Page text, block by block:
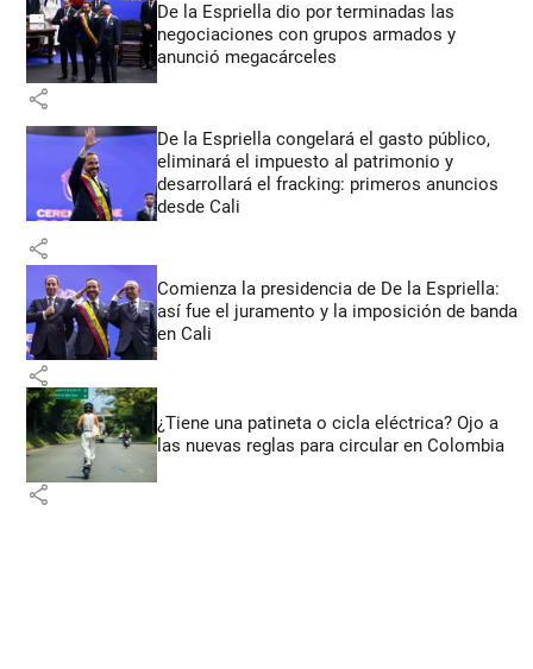
De la Espriella dio por terminadas las
negociaciones con grupos armados y
anunció megacárceles
share
De la Espriella congelará el gasto público,
eliminará el impuesto al patrimonio y
desarrollará el fracking: primeros anuncios
desde Cali
share
Comienza la presidencia de De la Espriella:
así fue el juramento y la imposición de banda
en Cali
share
¿Tiene una patineta o cicla eléctrica? Ojo a
las nuevas reglas para circular en Colombia
share